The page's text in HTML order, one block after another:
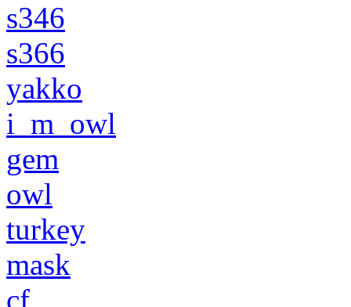
s346
s366
yakko
i_m_owl
gem
owl
turkey
mask
cf